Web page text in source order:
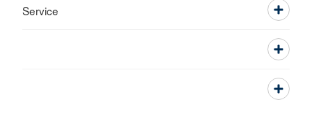
Service